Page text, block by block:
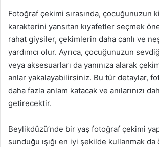
Fotoğraf çekimi sırasında, çocuğunuzun
karakterini yansıtan kıyafetler seçmek
rahat giysiler, çekimlerin daha canlı ve
yardımcı olur. Ayrıca, çocuğunuzun
veya aksesuarları da yanınıza alarak
anlar yakalayabilirsiniz. Bu tür detaylar,
daha fazla anlam katacak ve anılarınızı
getirecektir.
Beylikdüzü’nde bir yaş fotoğraf çekimi
sunduğu ışığı en iyi şekilde kullanmak